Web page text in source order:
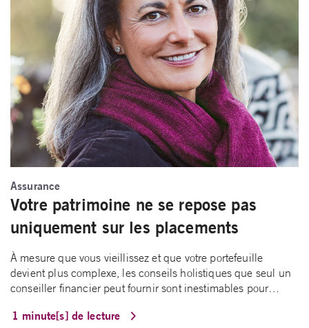
Assurance
Votre patrimoine ne se repose pas
uniquement sur les placements
À mesure que vous vieillissez et que votre portefeuille
devient plus complexe, les conseils holistiques que seul un
conseiller financier peut fournir sont inestimables pour…
1 minute[s] de lecture